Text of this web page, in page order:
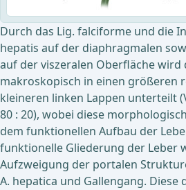
Durch das Lig. falciforme und die
hepatis auf der diaphragmalen
auf der viszeralen Oberfläche wird
makroskopisch in einen größeren
kleineren linken Lappen unterteilt
80 : 20), wobei diese
dem funktionellen Aufbau der
funktionelle Gliederung der Leber
Aufzweigung der portalen
A. hepatica und Gallengang. Diese